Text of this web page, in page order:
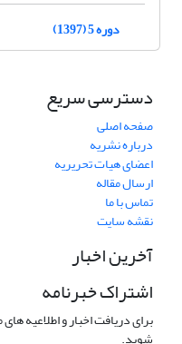
دوره 5 (1397)
دسترسی سریع
صفحه اصلی
درباره نشریه
اعضای هیات تحریریه
ارسال مقاله
تماس با ما
نقشه سایت
آخرین اخبار
اشتراک خبرنامه
برای دریافت اخبار و اطلاعیه
شوید.